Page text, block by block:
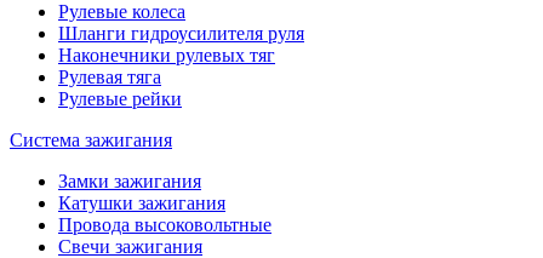
Рулевые колеса
Шланги гидроусилителя руля
Наконечники рулевых тяг
Рулевая тяга
Рулевые рейки
Система зажигания
Замки зажигания
Катушки зажигания
Провода высоковольтные
Свечи зажигания